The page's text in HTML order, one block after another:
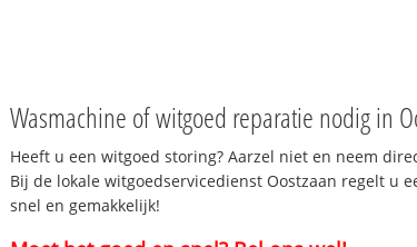
Wasmachine of witgoed reparatie nodig in
Heeft u een witgoed storing? Aarzel niet en neem
Bij de lokale witgoedservicedienst Oostzaan regelt u
snel en gemakkelijk!